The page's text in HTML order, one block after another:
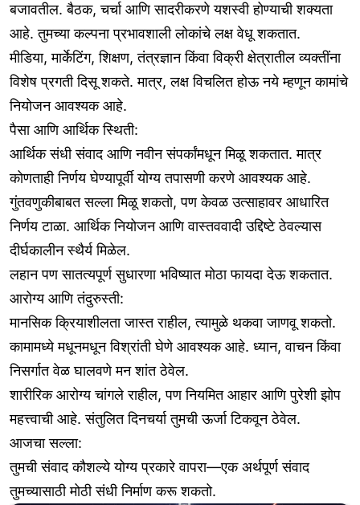
बजावतील. बैठक, चर्चा आणि सादरीकरणे यशस्वी होण्याची शक्यता
आहे. तुमच्या कल्पना प्रभावशाली लोकांचे लक्ष वेधू शकतात.
मीडिया, मार्केटिंग, शिक्षण, तंत्रज्ञान किंवा विक्री क्षेत्रातील व्यक्तींना
विशेष प्रगती दिसू शकते. मात्र, लक्ष विचलित होऊ नये म्हणून कामांचे
नियोजन आवश्यक आहे.
पैसा आणि आर्थिक स्थिती:
आर्थिक संधी संवाद आणि नवीन संपर्कांमधून मिळू शकतात. मात्र
कोणताही निर्णय घेण्यापूर्वी योग्य तपासणी करणे आवश्यक आहे.
गुंतवणुकीबाबत सल्ला मिळू शकतो, पण केवळ उत्साहावर आधारित
निर्णय टाळा. आर्थिक नियोजन आणि वास्तववादी उद्दिष्टे ठेवल्यास
दीर्घकालीन स्थैर्य मिळेल.
लहान पण सातत्यपूर्ण सुधारणा भविष्यात मोठा फायदा देऊ शकतात.
आरोग्य आणि तंदुरुस्ती:
मानसिक क्रियाशीलता जास्त राहील, त्यामुळे थकवा जाणवू शकतो.
कामामध्ये मधूनमधून विश्रांती घेणे आवश्यक आहे. ध्यान, वाचन किंवा
निसर्गात वेळ घालवणे मन शांत ठेवेल.
शारीरिक आरोग्य चांगले राहील, पण नियमित आहार आणि पुरेशी झोप
महत्त्वाची आहे. संतुलित दिनचर्या तुमची ऊर्जा टिकवून ठेवेल.
आजचा सल्ला:
तुमची संवाद कौशल्ये योग्य प्रकारे वापरा—एक अर्थपूर्ण संवाद
तुमच्यासाठी मोठी संधी निर्माण करू शकतो.